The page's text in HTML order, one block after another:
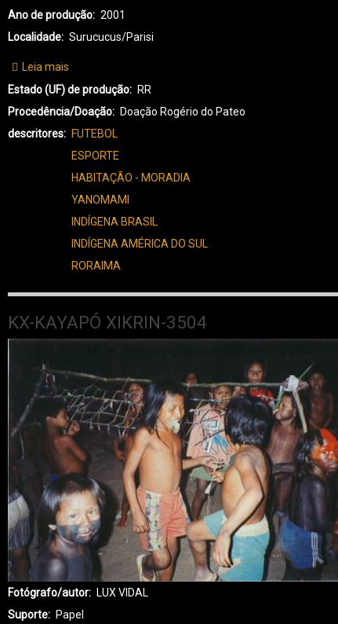
Ano de produção
2001
Localidade
Surucucus/Parisi
Leia mais
YA-
YANOMAMI-
0038
Estado (UF) de produção
RR
Procedência/Doação
Doação Rogério do Pateo
descritores
FUTEBOL
ESPORTE
HABITAÇÃO - MORADIA
YANOMAMI
INDÍGENA BRASIL
INDÍGENA AMÉRICA DO SUL
RORAIMA
KX-KAYAPÓ XIKRIN-3504
Fotógrafo/autor
LUX VIDAL
Suporte
Papel